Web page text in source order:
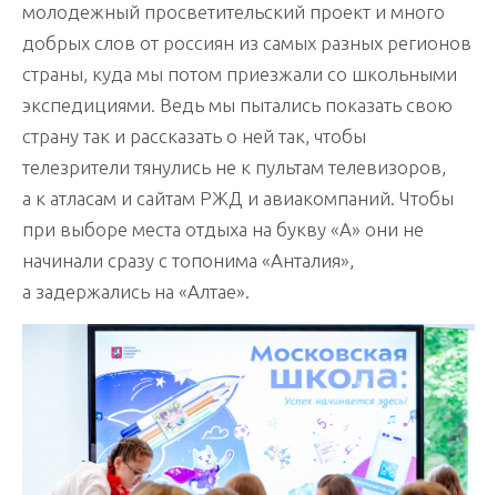
молодежный просветительский проект и много
добрых слов от россиян из самых разных регионов
страны, куда мы потом приезжали со школьными
экспедициями. Ведь мы пытались показать свою
страну так и рассказать о ней так, чтобы
телезрители тянулись не к пультам телевизоров,
а к атласам и сайтам РЖД и авиакомпаний. Чтобы
при выборе места отдыха на букву «А» они не
начинали сразу с топонима «Анталия»,
а задержались на «Алтае».